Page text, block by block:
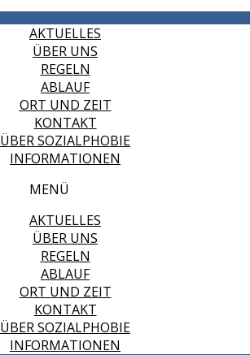
AKTUELLES
ÜBER UNS
REGELN
ABLAUF
ORT UND ZEIT
KONTAKT
ÜBER SOZIALPHOBIE
INFORMATIONEN
MENÜ
AKTUELLES
ÜBER UNS
REGELN
ABLAUF
ORT UND ZEIT
KONTAKT
ÜBER SOZIALPHOBIE
INFORMATIONEN